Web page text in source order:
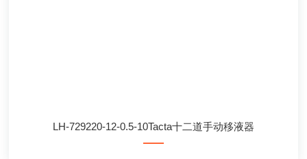
LH-729220-12-0.5-10Tacta十二道手动移液器